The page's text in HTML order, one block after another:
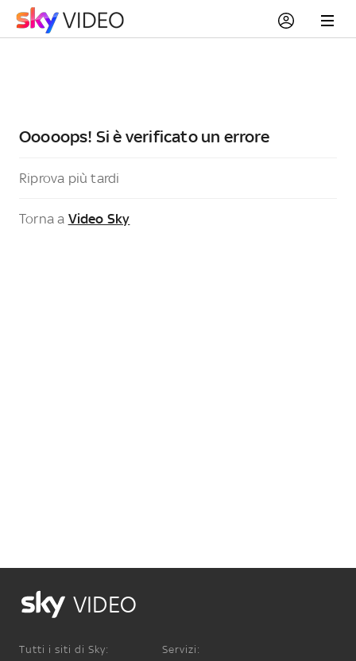
Ooooops! Si è verificato un errore
Riprova più tardi
Torna a Video Sky
VIDEO
Tutti i siti di Sky: Servizi: